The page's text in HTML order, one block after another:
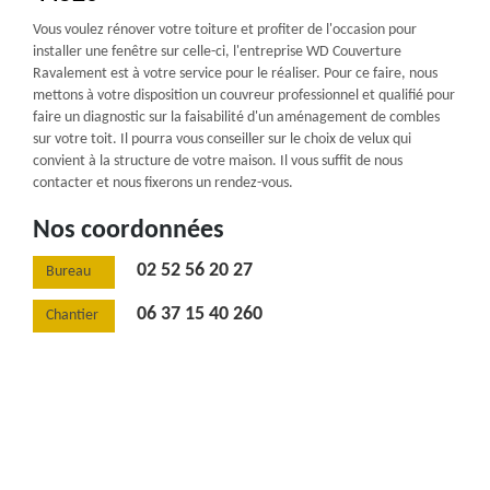
Vous voulez rénover votre toiture et profiter de l'occasion pour
installer une fenêtre sur celle-ci, l'entreprise WD Couverture
Ravalement est à votre service pour le réaliser. Pour ce faire, nous
mettons à votre disposition un couvreur professionnel et qualifié pour
faire un diagnostic sur la faisabilité d'un aménagement de combles
sur votre toit. Il pourra vous conseiller sur le choix de velux qui
convient à la structure de votre maison. Il vous suffit de nous
contacter et nous fixerons un rendez-vous.
Nos coordonnées
Bureau 02 52 56 20 27
Chantier 06 37 15 40 260